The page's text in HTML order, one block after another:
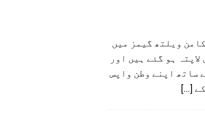
ویلتھ گیمز میں
ہو گئے ہیں اور
ساتھ اپنے وطن واپس
[...]